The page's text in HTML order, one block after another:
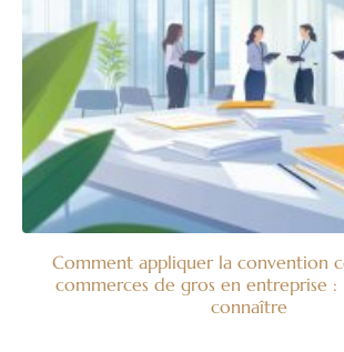
Comment appliquer la convention
commerces de gros en entreprise :
connaître